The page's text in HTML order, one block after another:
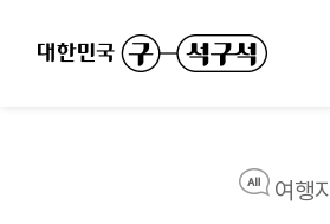
여행지